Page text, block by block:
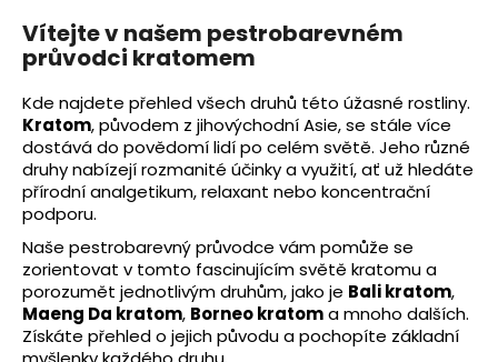
Vítejte v našem pestrobarevném
průvodci kratomem
Kde najdete přehled všech druhů této úžasné rostliny.
Kratom, původem z jihovýchodní Asie, se stále více
dostává do povědomí lidí po celém světě. Jeho různé
druhy nabízejí rozmanité účinky a využití, ať už hledáte
přírodní analgetikum, relaxant nebo koncentrační
podporu.
Naše pestrobarevný průvodce vám pomůže se
zorientovat v tomto fascinujícím světě kratomu a
porozumět jednotlivým druhům, jako je Bali kratom,
Maeng Da kratom, Borneo kratoma mnoho dalších.
Získáte přehled o jejich původu a pochopíte základní
t
ř
e
b
u
j
e
t
e
n
a
j